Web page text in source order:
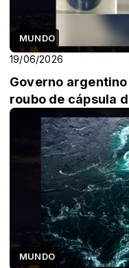
MUNDO
19/06/2026
Governo
roubo de cápsula
MUNDO